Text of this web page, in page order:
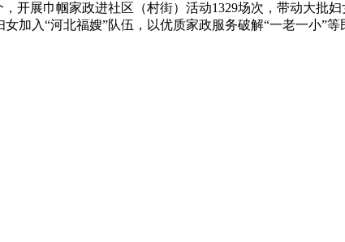
开展巾帼家政进社区（村街）活动1329场次，带动大批妇
加入“河北福嫂”队伍，以优质家政服务破解“一老一小”